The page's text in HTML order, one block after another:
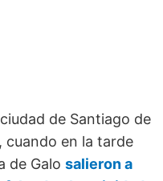
de Santiago de
cuando en la tarde
de Galo salieron a